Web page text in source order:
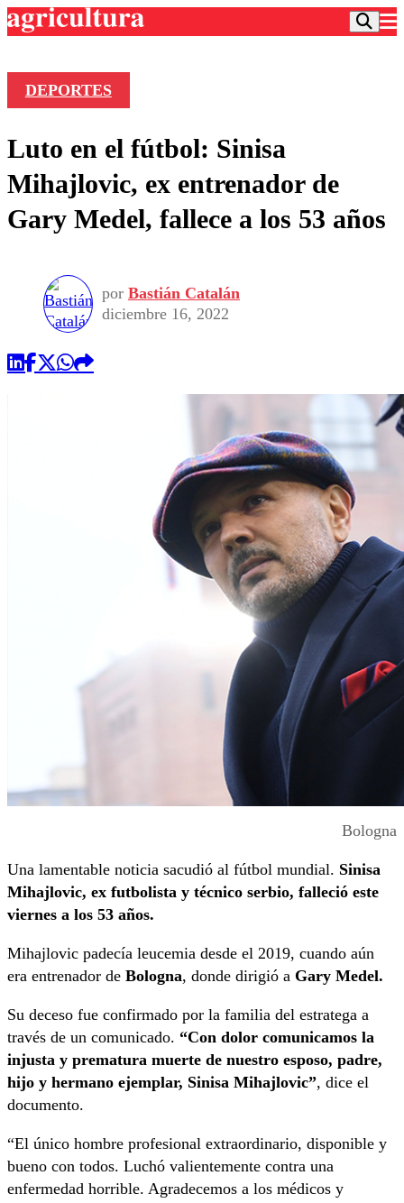
Frecuencias
Agricultura TV
Deportes
Colo Colo
Seleccion Chilena
Torneo Internacional
Entretención
Economía
Internacional
Publicaciones en medios
Opinión
DEPORTES
Luto en el fútbol: Sinisa
Mihajlovic, ex entrenador de
Gary Medel, fallece a los 53 años
por Bastián Catalán
diciembre 16, 2022
Bologna
Una lamentable noticia sacudió al fútbol mundial. Sinisa
Mihajlovic, ex futbolista y técnico serbio, falleció este
viernes a los 53 años.
Mihajlovic padecía leucemia desde el 2019, cuando aún
era entrenador de Bologna, donde dirigió a Gary Medel.
Su deceso fue confirmado por la familia del estratega a
través de un comunicado. “Con dolor comunicamos la
injusta y prematura muerte de nuestro esposo, padre,
hijo y hermano ejemplar, Sinisa Mihajlovic”, dice el
documento.
“El único hombre profesional extraordinario, disponible y
bueno con todos. Luchó valientemente contra una
enfermedad horrible. Agradecemos a los médicos y